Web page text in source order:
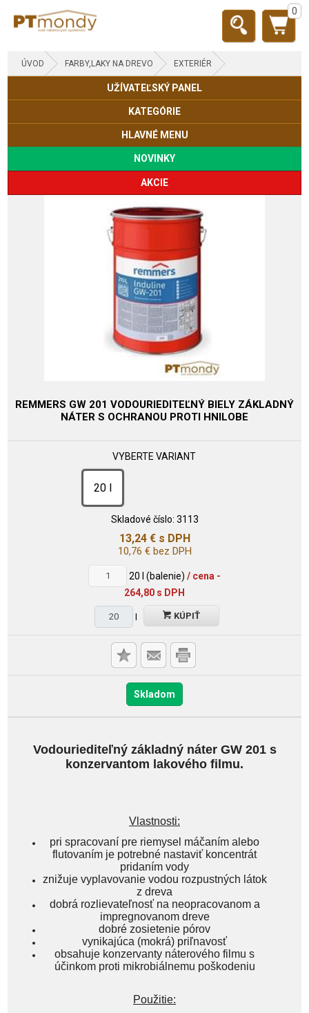
0
ÚVOD FARBY,LAKY NA DREVO EXTERIÉR
UŽÍVATEĽSKÝ PANEL
KATEGÓRIE
HLAVNÉ MENU
NOVINKY
AKCIE
REMMERS GW 201 VODOURIEDITEĽNÝ BIELY ZÁKLADNÝ
NÁTER S OCHRANOU PROTI HNILOBE
VYBERTE VARIANT
20 l
Skladové číslo: 3113
13,24 €s DPH
10,76 €bez DPH
20 l (balenie) / cena -
264,80 s DPH
l KÚPIŤ
Skladom
Vodouriediteľný základný náter GW 201 s
konzervantom lakového filmu.
Vlastnosti:
pri spracovaní pre riemysel máčaním alebo
flutovaním je potrebné nastaviť koncentrát
pridaním vody
znižuje vyplavovanie vodou rozpustných látok
z dreva
dobrá rozlievateľnosť na neopracovanom a
impregnovanom dreve
dobré zosietenie pórov
vynikajúca (mokrá) priľnavosť
obsahuje konzervanty náterového filmu s
účinkom proti mikrobiálnemu poškodeniu
Použitie: